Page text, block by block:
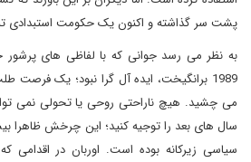
پشت سر گذاشته و اکنون یک حکومت استبدادی
به نظر می رسد جوانی که با لفاظی های پرشور
1989 برانگیخت، ایده آل گرا نبود؛ یک
می چشید. هیچ ناراحتی روحی یا تحولی نمی
سال های بعد را توجیه کنید؛ این چرخش ظاهرا
سیاسی زیرکانه بوده است. اوربان در اقدامی که